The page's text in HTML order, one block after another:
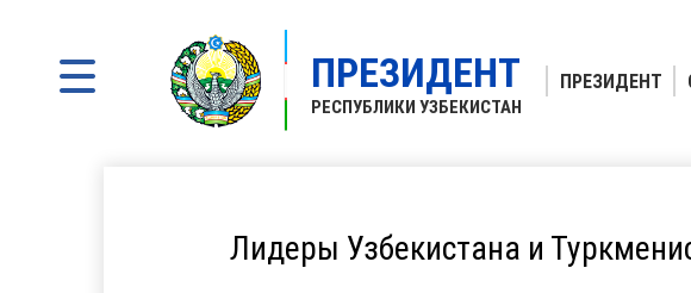
ПРЕЗИДЕНТ
РЕСПУБЛИКИ УЗБЕКИСТАН
ПРЕЗИДЕНТ
Лидеры Узбекистана и